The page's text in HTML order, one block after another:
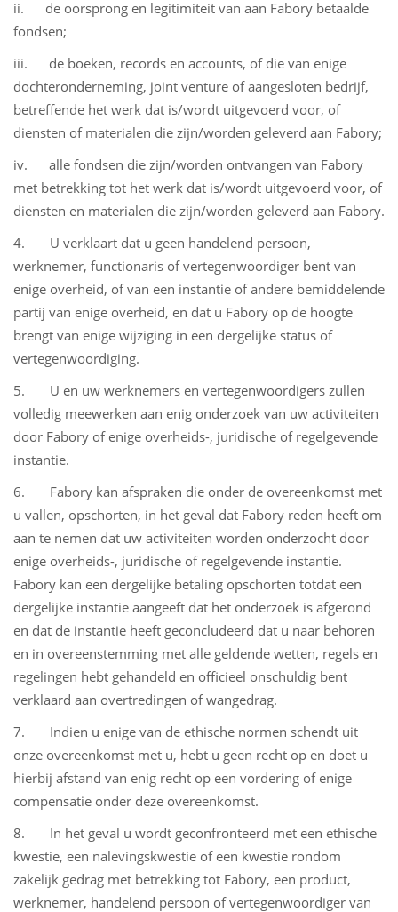
ii. de oorsprong en legitimiteit van aan Fabory betaalde
fondsen;
iii. de boeken, records en accounts, of die van enige
dochteronderneming, joint venture of aangesloten bedrijf,
betreffende het werk dat is/wordt uitgevoerd voor, of
diensten of materialen die zijn/worden geleverd aan Fabory;
iv. alle fondsen die zijn/worden ontvangen van Fabory
met betrekking tot het werk dat is/wordt uitgevoerd voor, of
diensten en materialen die zijn/worden geleverd aan Fabory.
4. U verklaart dat u geen handelend persoon,
werknemer, functionaris of vertegenwoordiger bent van
enige overheid, of van een instantie of andere bemiddelende
partij van enige overheid, en dat u Fabory op de hoogte
brengt van enige wijziging in een dergelijke status of
vertegenwoordiging.
5. U en uw werknemers en vertegenwoordigers zullen
volledig meewerken aan enig onderzoek van uw activiteiten
door Fabory of enige overheids-, juridische of regelgevende
instantie.
6. Fabory kan afspraken die onder de overeenkomst met
u vallen, opschorten, in het geval dat Fabory reden heeft om
aan te nemen dat uw activiteiten worden onderzocht door
enige overheids-, juridische of regelgevende instantie.
Fabory kan een dergelijke betaling opschorten totdat een
dergelijke instantie aangeeft dat het onderzoek is afgerond
en dat de instantie heeft geconcludeerd dat u naar behoren
en in overeenstemming met alle geldende wetten, regels en
regelingen hebt gehandeld en officieel onschuldig bent
verklaard aan overtredingen of wangedrag.
7. Indien u enige van de ethische normen schendt uit
onze overeenkomst met u, hebt u geen recht op en doet u
hierbij afstand van enig recht op een vordering of enige
compensatie onder deze overeenkomst.
8. In het geval u wordt geconfronteerd met een ethische
kwestie, een nalevingskwestie of een kwestie rondom
zakelijk gedrag met betrekking tot Fabory, een product,
werknemer, handelend persoon of vertegenwoordiger van